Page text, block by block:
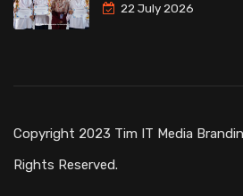
22 July 2026
Copyright 2023 Tim IT Media
Rights Reserved.